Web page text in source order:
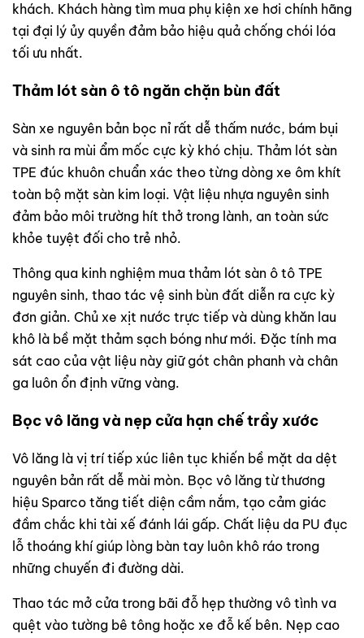
khách. Khách hàng tìm mua phụ kiện xe hơi chính hãng
tại đại lý ủy quyền đảm bảo hiệu quả chống chói lóa
tối ưu nhất.
Thảm lót sàn ô tô ngăn chặn bùn đất
Sàn xe nguyên bản bọc nỉ rất dễ thấm nước, bám bụi
và sinh ra mùi ẩm mốc cực kỳ khó chịu. Thảm lót sàn
TPE đúc khuôn chuẩn xác theo từng dòng xe ôm khít
toàn bộ mặt sàn kim loại. Vật liệu nhựa nguyên sinh
đảm bảo môi trường hít thở trong lành, an toàn sức
khỏe tuyệt đối cho trẻ nhỏ.
Thông qua kinh nghiệm mua thảm lót sàn ô tô TPE
nguyên sinh, thao tác vệ sinh bùn đất diễn ra cực kỳ
đơn giản. Chủ xe xịt nước trực tiếp và dùng khăn lau
khô là bề mặt thảm sạch bóng như mới. Đặc tính ma
sát cao của vật liệu này giữ gót chân phanh và chân
ga luôn ổn định vững vàng.
Bọc vô lăng và nẹp cửa hạn chế trầy xước
Vô lăng là vị trí tiếp xúc liên tục khiến bề mặt da dệt
nguyên bản rất dễ mài mòn. Bọc vô lăng từ thương
hiệu Sparco tăng tiết diện cầm nắm, tạo cảm giác
đầm chắc khi tài xế đánh lái gấp. Chất liệu da PU đục
lỗ thoáng khí giúp lòng bàn tay luôn khô ráo trong
những chuyến đi đường dài.
Thao tác mở cửa trong bãi đỗ hẹp thường vô tình va
quệt vào tường bê tông hoặc xe đỗ kế bên. Nẹp cao